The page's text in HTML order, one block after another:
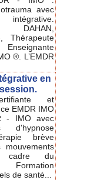
avec
intégrative.
DAHAN,
Thérapeute
®. L’EMDR
en
et
EMDR IMO
- IMO avec
d'hypnose
brève
cadre du
Formation
de santé...